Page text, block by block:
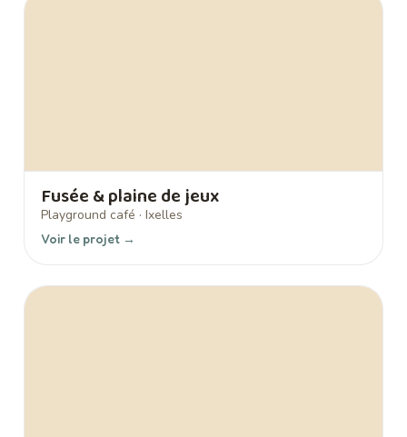
Fusée & plaine de jeux
Playground café · Ixelles
Voir le projet →